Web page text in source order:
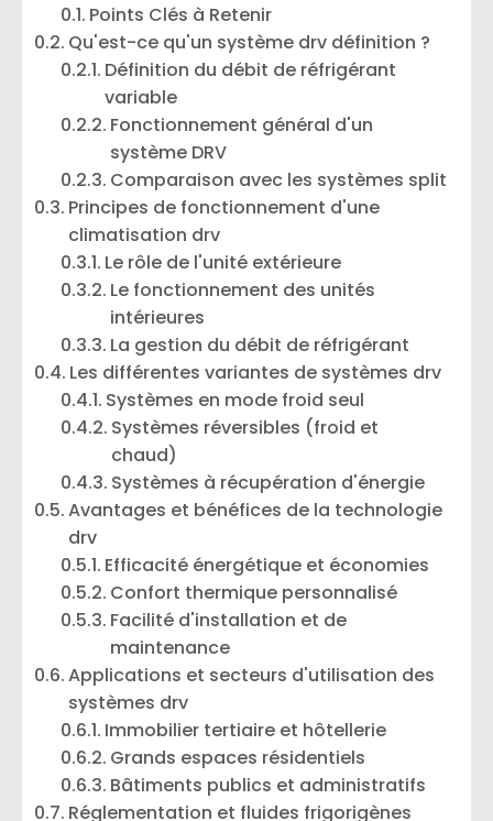
Points Clés à Retenir
Qu'est-ce qu'un système drv définition ?
Définition du débit de réfrigérant
variable
Fonctionnement général d'un
système DRV
Comparaison avec les systèmes split
Principes de fonctionnement d'une
climatisation drv
Le rôle de l'unité extérieure
Le fonctionnement des unités
intérieures
La gestion du débit de réfrigérant
Les différentes variantes de systèmes drv
Systèmes en mode froid seul
Systèmes réversibles (froid et
chaud)
Systèmes à récupération d'énergie
Avantages et bénéfices de la technologie
drv
Efficacité énergétique et économies
Confort thermique personnalisé
Facilité d'installation et de
maintenance
Applications et secteurs d'utilisation des
systèmes drv
Immobilier tertiaire et hôtellerie
Grands espaces résidentiels
Bâtiments publics et administratifs
Réglementation et fluides frigorigènes